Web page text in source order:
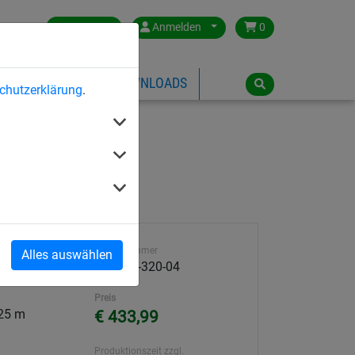
.
Alles auswählen
Germany Anmelden 0
ÜBER HUCK DOWNLOADS
m
Artikelnummer
59400K-320-04
Preis
€ 433,99
Produktionszeit zzgl.